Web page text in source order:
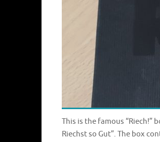
This is the famous “Riech!”
Riechst so Gut”. The box